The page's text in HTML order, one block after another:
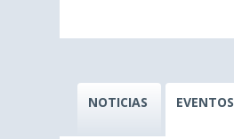
NOTICIAS EVENTOS